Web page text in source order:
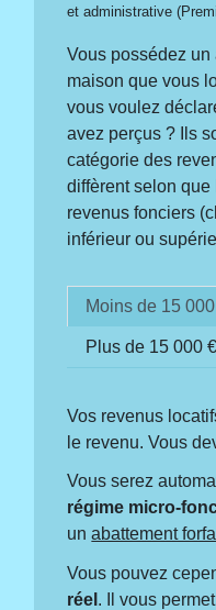
et administrative
Vous possédez
maison que vous
vous voulez
avez perçus ? Ils
catégorie des
diffèrent selon
revenus fonciers
inférieur ou
Moins de 15
Plus de 15 000 €
Vos revenus
le revenu. Vous
Vous serez
régime micro-
unabattement
Vous pouvez
réel . Il vous